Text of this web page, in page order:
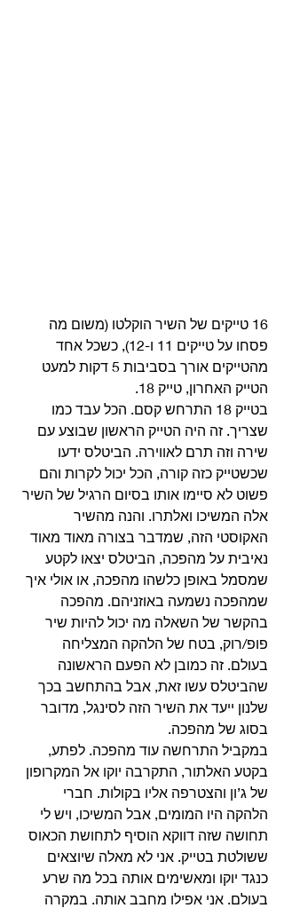
16 טייקים של השיר הוקלטו (משום מה
פסחו על טייקים 11 ו-12), כשכל אחד
מהטייקים אורך בסביבות 5 דקות למעט
הטייק האחרון, טייק 18.
בטייק 18 התרחש קסם. הכל עבד כמו
שצריך. זה היה הטייק הראשון שבוצע עם
שירה וזה תרם לאווירה. הביטלס ידעו
שכשטייק כזה קורה, הכל יכול לקרות והם
פשוט לא סיימו אותו בסיום הרגיל של השיר
אלה המשיכו ואלתרו. והנה מהשיר
האקוסטי הזה, שמדבר בצורה מאוד מאוד
נאיבית על מהפכה, הביטלס יצאו לקטע
שמסמל באופן כלשהו מהפכה, או אולי איך
שמהפכה נשמעה באוזניהם. מהפכה
בהקשר של השאלה מה יכול להיות שיר
פופ/רוק, בטח של הלהקה המצליחה
בעולם. זה כמובן לא הפעם הראשונה
שהביטלס עשו זאת, אבל בהתחשב בכך
שלנון ייעד את השיר הזה לסינגל, מדובר
בסוג של מהפכה.
במקביל התרחשה עוד מהפכה. לפתע,
בקטע האלתור, התקרבה יוקו אל המקרופון
של ג’ון והצטרפה אליו בקולות. חברי
הלהקה היו המומים, אבל המשיכו, ויש לי
תחושה שזה דווקא הוסיף לתחושת הכאוס
ששולטת בטייק. אני לא מאלה שיוצאים
כנגד יוקו ומאשימים אותה בכל מה שרע
בעולם. אני אפילו מחבב אותה. במקרה